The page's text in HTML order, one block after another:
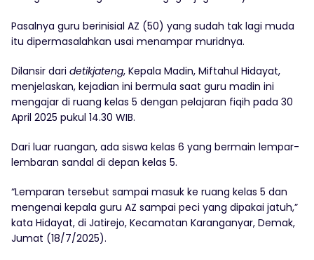
Pasalnya guru berinisial AZ (50) yang sudah tak lagi muda
itu dipermasalahkan usai menampar muridnya.
Dilansir dari detikjateng, Kepala Madin, Miftahul Hidayat,
menjelaskan, kejadian ini bermula saat guru madin ini
mengajar di ruang kelas 5 dengan pelajaran fiqih pada 30
April 2025 pukul 14.30 WIB.
Dari luar ruangan, ada siswa kelas 6 yang bermain lempar-
lembaran sandal di depan kelas 5.
“Lemparan tersebut sampai masuk ke ruang kelas 5 dan
mengenai kepala guru AZ sampai peci yang dipakai jatuh,”
kata Hidayat, di Jatirejo, Kecamatan Karanganyar, Demak,
Jumat (18/7/2025).